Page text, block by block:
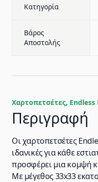
Κατηγορία
Βάρος
Αποστολής
Χαρτοπετσέτες,
Περιγραφή
Οι χαρτοπετσέτες
ιδανικές για κάθε
προσφέρει μια κομψή
Με μέγεθος 33x33